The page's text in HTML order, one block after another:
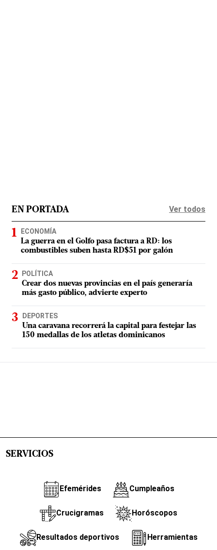
EN PORTADA Ver todos
ECONOMÍA
La guerra en el Golfo pasa factura a RD: los
combustibles suben hasta RD$51 por galón
POLÍTICA
Crear dos nuevas provincias en el país generaría
más gasto público, advierte experto
DEPORTES
Una caravana recorrerá la capital para festejar las
150 medallas de los atletas dominicanos
SERVICIOS
Efemérides Cumpleaños
Crucigramas Horóscopos
Resultados deportivos Herramientas